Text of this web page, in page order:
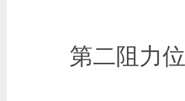
第二阻力